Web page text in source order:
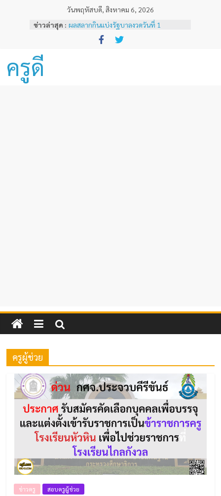
วันพฤหัสบดี, สิงหาคม 6, 2026
ข่าวล่าสุด : ผลสลากกินแบ่งรัฐบาลงวดวันที่ 1
พฤศจิกายน 2567
หลักเกณฑ์และวิธีการเทียบเคียงผลการ
ครูดี
ครูผู้ช่วย
ข่าวครู สอบครูผู้ช่วย